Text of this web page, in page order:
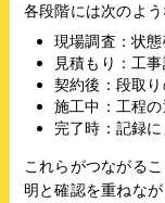
各段階には次のよう
現場調査：状
見積もり：工
契約後：段取
施工中：工程
完了時：記録
これらがつながる
明と確認を重ねな